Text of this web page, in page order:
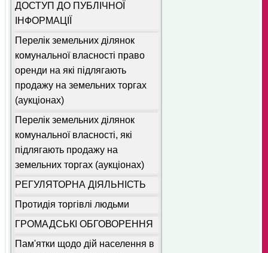
ДОСТУП ДО ПУБЛІЧНОЇ
ІНФОРМАЦІЇ
Перелік земельних ділянок
комунальної власності право
оренди на які підлягають
продажу на земельних торгах
(аукціонах)
Перелік земельних ділянок
комунальної власності, які
підлягають продажу на
земельних торгах (аукціонах)
РЕГУЛЯТОРНА ДІЯЛЬНІСТЬ
Протидія торгівлі людьми
ГРОМАДСЬКІ ОБГОВОРЕННЯ
Пам'ятки щодо дій населення в